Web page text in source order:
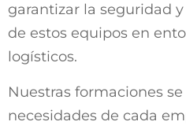
garantizar la seguridad
de estos equipos en
logísticos.
Nuestras formaciones
necesidades de cada